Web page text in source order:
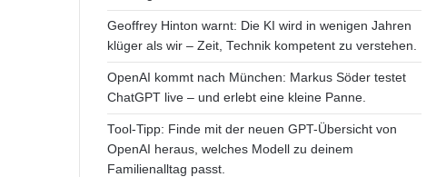
Geoffrey Hinton warnt: Die KI wird in wenigen Jahren
klüger als wir – Zeit, Technik kompetent zu verstehen.
OpenAI kommt nach München: Markus Söder testet
ChatGPT live – und erlebt eine kleine Panne.
Tool-Tipp: Finde mit der neuen GPT-Übersicht von
OpenAI heraus, welches Modell zu deinem
Familienalltag passt.